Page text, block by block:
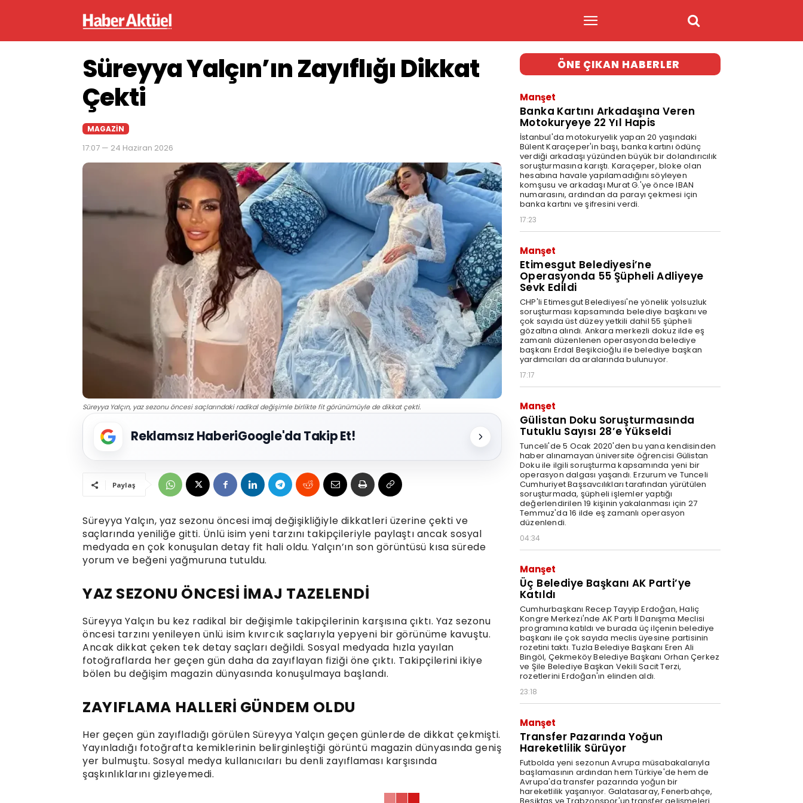
Süreyya Yalçın’ın Zayıflığı Dikkat
Çekti
MAGAZIN
17:07 — 24 Haziran 2026
Süreyya Yalçın, yaz sezonu öncesi saçlarındaki radikal değişimle birlikte fit görünümüyle de dikkat çekti.
Reklamsız HaberiGoogle'da Takip Et!
Paylaş
Süreyya Yalçın, yaz sezonu öncesi imaj değişikliğiyle dikkatleri üzerine çekti ve
saçlarında yeniliğe gitti. Ünlü isim yeni tarzını takipçileriyle paylaştı ancak sosyal
medyada en çok konuşulan detay fit hali oldu. Yalçın’ın son görüntüsü kısa sürede
yorum ve beğeni yağmuruna tutuldu.
YAZ SEZONU ÖNCESİ İMAJ TAZELENDİ
Süreyya Yalçın bu kez radikal bir değişimle takipçilerinin karşısına çıktı. Yaz sezonu
öncesi tarzını yenileyen ünlü isim kıvırcık saçlarıyla yepyeni bir görünüme kavuştu.
Ancak dikkat çeken tek detay saçları değildi. Sosyal medyada hızla yayılan
fotoğraflarda her geçen gün daha da zayıflayan fiziği öne çıktı. Takipçilerini ikiye
bölen bu değişim magazin dünyasında konuşulmaya başlandı.
ZAYIFLAMA HALLERİ GÜNDEM OLDU
Her geçen gün zayıfladığı görülen Süreyya Yalçın geçen günlerde de dikkat çekmişti.
Yayınladığı fotoğrafta kemiklerinin belirginleştiği görüntü magazin dünyasında geniş
yer bulmuştu. Sosyal medya kullanıcıları bu denli zayıflaması karşısında
şaşkınlıklarını gizleyemedi.
ÖNE ÇIKAN HABERLER
Manşet
Banka Kartını Arkadaşına Veren
Motokuryeye 22 Yıl Hapis
İstanbul'da motokuryelik yapan 20 yaşındaki
Bülent Karaçeper'in başı, banka kartını ödünç
verdiği arkadaşı yüzünden büyük bir dolandırıcılık
soruşturmasına karıştı. Karaçeper, bloke olan
hesabına havale yapılamadığını söyleyen
komşusu ve arkadaşı Murat G.'ye önce IBAN
numarasını, ardından da parayı çekmesi için
banka kartını ve şifresini verdi.
17:23
Manşet
Etimesgut Belediyesi’ne
Operasyonda 55 Şüpheli Adliyeye
Sevk Edildi
CHP'li Etimesgut Belediyesi'ne yönelik yolsuzluk
soruşturması kapsamında belediye başkanı ve
çok sayıda üst düzey yetkili dahil 55 şüpheli
gözaltına alındı. Ankara merkezli dokuz ilde eş
zamanlı düzenlenen operasyonda belediye
başkanı Erdal Beşikcioğlu ile belediye başkan
yardımcıları da aralarında bulunuyor.
17:17
Manşet
Gülistan Doku Soruşturmasında
Tutuklu Sayısı 28’e Yükseldi
Tunceli'de 5 Ocak 2020'den bu yana kendisinden
haber alınamayan üniversite öğrencisi Gülistan
Doku ile ilgili soruşturma kapsamında yeni bir
operasyon dalgası yaşandı. Erzurum ve Tunceli
Cumhuriyet Başsavcılıkları tarafından yürütülen
soruşturmada, şüpheli işlemler yaptığı
değerlendirilen 19 kişinin yakalanması için 27
Temmuz'da 16 ilde eş zamanlı operasyon
düzenlendi.
04:34
Manşet
Üç Belediye Başkanı AK Parti’ye
Katıldı
Cumhurbaşkanı Recep Tayyip Erdoğan, Haliç
Kongre Merkezi'nde AK Parti İl Danışma Meclisi
programına katıldı ve burada üç ilçenin belediye
başkanı ile çok sayıda meclis üyesine partisinin
rozetini taktı. Tuzla Belediye Başkanı Eren Ali
Bingöl, Çekmeköy Belediye Başkanı Orhan Çerkez
ve Şile Belediye Başkan Vekili Sacit Terzi,
rozetlerini Erdoğan'ın elinden aldı.
23:18
Manşet
Transfer Pazarında Yoğun
Hareketlilik Sürüyor
Futbolda yeni sezonun Avrupa müsabakalarıyla
başlamasının ardından hem Türkiye'de hem de
Avrupa'da transfer pazarında yoğun bir
hareketlilik yaşanıyor. Galatasaray, Fenerbahçe,